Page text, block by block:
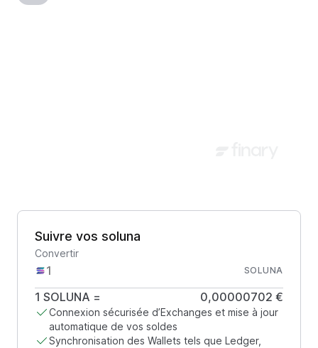
Suivre vos soluna
Convertir
SOLUNA
1 SOLUNA = 0,00000702 €
Connexion sécurisée d’Exchanges et mise à jour
automatique de vos soldes
Synchronisation des Wallets tels que Ledger,